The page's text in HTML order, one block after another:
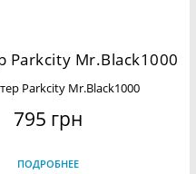
Parkcity Mr.Black1000
Parkcity Mr.Black1000
795 грн
ПОДРОБНЕЕ